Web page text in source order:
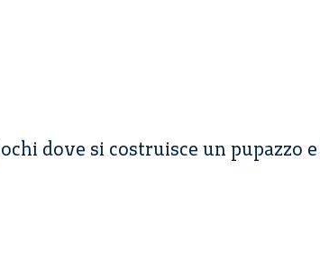
dove si costruisce un pupazzo